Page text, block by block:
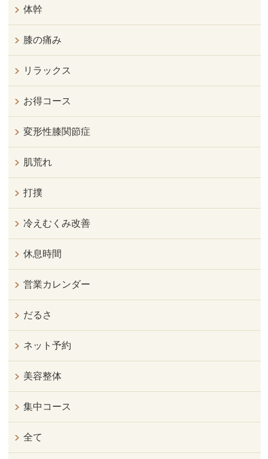
体幹
膝の痛み
リラックス
お得コース
変形性膝関節症
肌荒れ
打撲
冷えむくみ改善
休息時間
営業カレンダー
だるさ
ネット予約
美容整体
集中コース
全て